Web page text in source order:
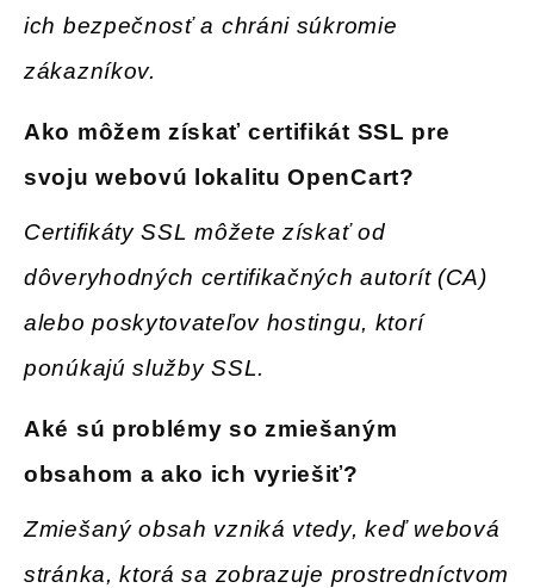
ich bezpečnosť a chráni súkromie
zákazníkov.
Ako môžem získať certifikát SSL pre
svoju webovú lokalitu OpenCart?
Certifikáty SSL môžete získať od
dôveryhodných certifikačných autorít (CA)
alebo poskytovateľov hostingu, ktorí
ponúkajú služby SSL.
Aké sú problémy so zmiešaným
obsahom a ako ich vyriešiť?
Zmiešaný obsah vzniká vtedy, keď webová
stránka, ktorá sa zobrazuje prostredníctvom